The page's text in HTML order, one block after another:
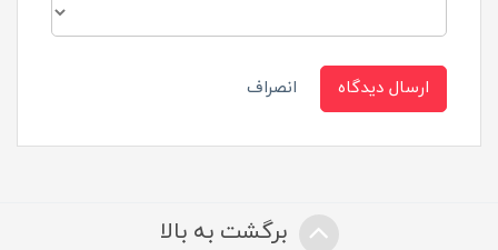
ارسال دیدگاه انصراف
برگشت به بالا